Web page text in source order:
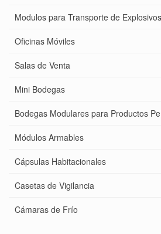
Modulos para Transporte de Explosivos
Oficinas Móviles
Salas de Venta
Mini Bodegas
Bodegas Modulares para Productos
Módulos Armables
Cápsulas Habitacionales
Casetas de Vigilancia
Cámaras de Frío